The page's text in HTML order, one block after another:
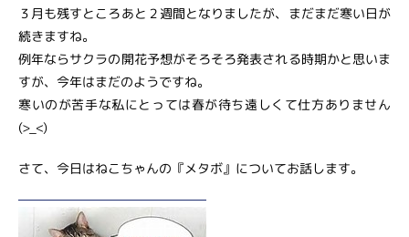
３月も残すところあと２週間となりましたが、まだまだ寒い日が
続きますね。
例年ならサクラの開花予想がそろそろ発表される時期かと思いま
すが、今年はまだのようですね。
寒いのが苦手な私にとっては春が待ち遠しくて仕方ありません
(>_<)
さて、今日はねこちゃんの『メタボ』についてお話します。